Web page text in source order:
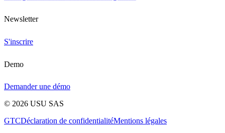
Newsletter
S'inscrire
Demo
Demander une démo
© 2026 USU SAS
GTCDéclaration de confidentialitéMentions légales